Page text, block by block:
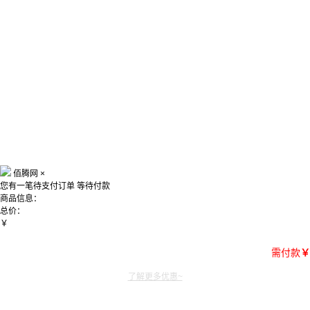
佰腾网 ×
您有一笔待支付订单 等待付款
商品信息：
总价：
￥
需付款￥
了解更多优惠~